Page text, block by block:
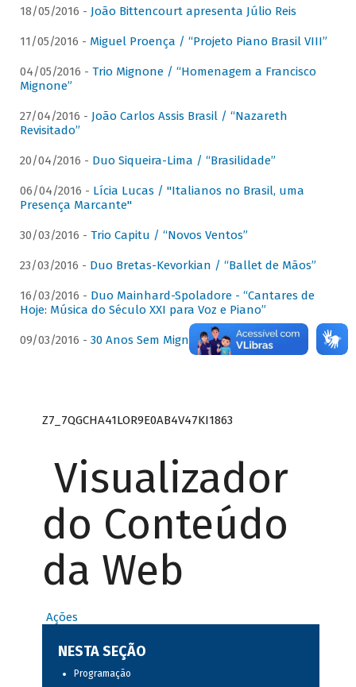
18/05/2016 - João Bittencourt apresenta Júlio Reis
11/05/2016 - Miguel Proença / “Projeto Piano Brasil VIII”
04/05/2016 - Trio Mignone / “Homenagem a Francisco
Mignone”
27/04/2016 - João Carlos Assis Brasil / “Nazareth
Revisitado”
20/04/2016 - Duo Siqueira-Lima / “Brasilidade”
06/04/2016 - Lícia Lucas / "Italianos no Brasil, uma
Presença Marcante"
30/03/2016 - Trio Capitu / “Novos Ventos”
23/03/2016 - Duo Bretas-Kevorkian / “Ballet de Mãos”
16/03/2016 - Duo Mainhard-Spoladore - “Cantares de
Hoje: Música do Século XXI para Voz e Piano”
09/03/2016 - 30 Anos Sem Mignone
Z7_7QGCHA41LOR9E0AB4V47KI1863
Visualizador
do Conteúdo
da Web
Ações
NESTA SEÇÃO
Programação